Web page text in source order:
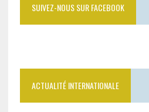
SUIVEZ-NOUS SUR FACEBOOK
ACTUALITÉ INTERNATIONALE